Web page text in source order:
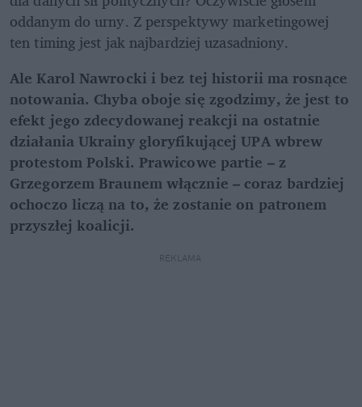
oddanym do urny. Z perspektywy marketingowej
ten timing jest jak najbardziej uzasadniony.
Ale Karol Nawrocki i bez tej historii ma rosnące
notowania. Chyba oboje się zgodzimy, że jest to
efekt jego zdecydowanej reakcji na ostatnie
działania Ukrainy gloryfikującej UPA wbrew
protestom Polski. Prawicowe partie – z
Grzegorzem Braunem włącznie – coraz bardziej
ochoczo liczą na to, że zostanie on patronem
przyszłej koalicji.
REKLAMA